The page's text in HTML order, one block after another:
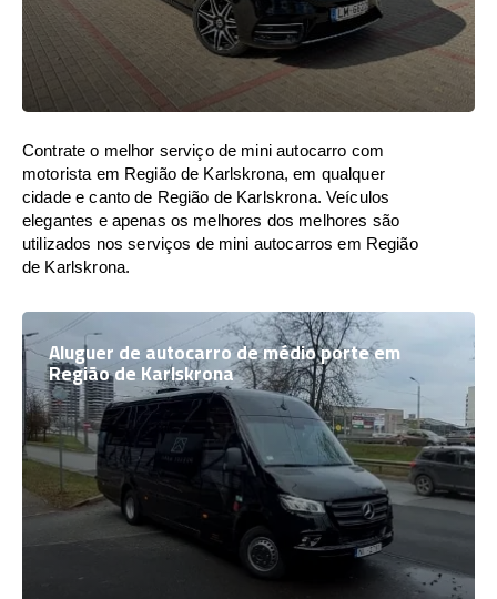
Contrate o melhor serviço de mini autocarro com
motorista em Região de Karlskrona, em qualquer
cidade e canto de Região de Karlskrona. Veículos
elegantes e apenas os melhores dos melhores são
utilizados nos serviços de mini autocarros em Região
de Karlskrona.
Aluguer de autocarro de médio porte em
Região de Karlskrona